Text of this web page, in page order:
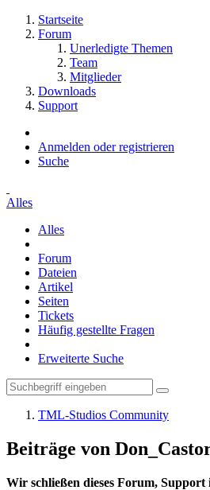
Startseite
Forum
Unerledigte Themen
Team
Mitglieder
Downloads
Support
Anmelden oder registrieren
Suche
Alles
Alles
Forum
Dateien
Artikel
Seiten
Tickets
Häufig gestellte Fragen
Erweiterte Suche
TML-Studios Community
Beiträge von
Wir schließen dieses Forum,